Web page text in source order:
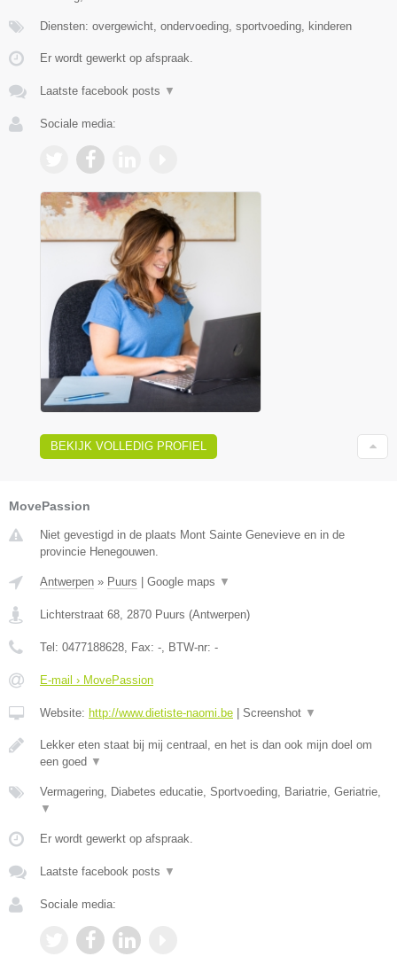
Diensten: overgewicht, ondervoeding, sportvoeding, kinderen
Er wordt gewerkt op afspraak.
Laatste facebook posts ▼
Sociale media:
BEKIJK VOLLEDIG PROFIEL
MovePassion
Niet gevestigd in de plaats Mont Sainte Genevieve en in de
provincie Henegouwen.
Antwerpen » Puurs Google maps ▼
Lichterstraat 68, 2870 Puurs (Antwerpen)
Tel: 0477188628, Fax: -, BTW-nr: -
E-mail › MovePassion
Website: http://www.dietiste-naomi.be Screenshot ▼
Lekker eten staat bij mij centraal, en het is dan ook mijn doel om
een goed ▼
Vermagering, Diabetes educatie, Sportvoeding, Bariatrie, Geriatrie,
▼
Er wordt gewerkt op afspraak.
Laatste facebook posts ▼
Sociale media: